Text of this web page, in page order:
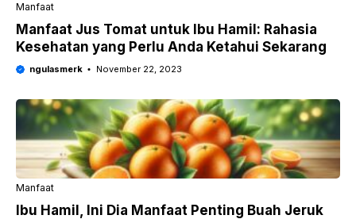
Manfaat
Manfaat Jus Tomat untuk Ibu Hamil: Rahasia
Kesehatan yang Perlu Anda Ketahui Sekarang
ngulasmerk November 22, 2023
Manfaat
Ibu Hamil, Ini Dia Manfaat Penting Buah Jeruk